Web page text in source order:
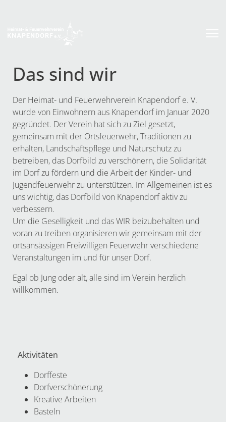
Das sind wir
Der Heimat- und Feuerwehrverein Knapendorf e. V.
wurde von Einwohnern aus Knapendorf im Januar 2020
gegründet. Der Verein hat sich zu Ziel gesetzt,
gemeinsam mit der Ortsfeuerwehr, Traditionen zu
erhalten, Landschaftspflege und Naturschutz zu
betreiben, das Dorfbild zu verschönern, die Solidarität
im Dorf zu fördern und die Arbeit der Kinder- und
Jugendfeuerwehr zu unterstützen. Im Allgemeinen ist es
uns wichtig, das Dorfbild von Knapendorf aktiv zu
verbessern.
Um die Geselligkeit und das WIR beizubehalten und
voran zu treiben organisieren wir gemeinsam mit der
ortsansässigen Freiwilligen Feuerwehr verschiedene
Veranstaltungen im und für unser Dorf.
Egal ob Jung oder alt, alle sind im Verein herzlich
willkommen.
Aktivitäten
Dorffeste
Dorfverschönerung
Kreative Arbeiten
Basteln